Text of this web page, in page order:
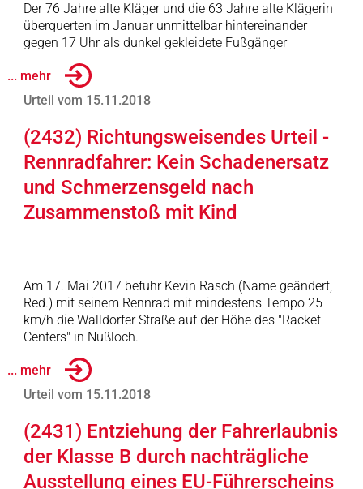
Der 76 Jahre alte Kläger und die 63 Jahre alte Klägerin
überquerten im Januar unmittelbar hintereinander
gegen 17 Uhr als dunkel gekleidete Fußgänger
... mehr
Urteil vom 15.11.2018
(2432) Richtungsweisendes Urteil -
Rennradfahrer: Kein Schadenersatz
und Schmerzensgeld nach
Zusammenstoß mit Kind
Am 17. Mai 2017 befuhr Kevin Rasch (Name geändert,
Red.) mit seinem Rennrad mit mindestens Tempo 25
km/h die Walldorfer Straße auf der Höhe des "Racket
Centers" in Nußloch.
... mehr
Urteil vom 15.11.2018
(2431) Entziehung der Fahrerlaubnis
der Klasse B durch nachträgliche
Ausstellung eines EU-Führerscheins